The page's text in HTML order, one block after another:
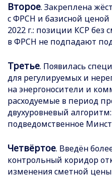
Второе. Закреплена
с ФРСН и базисной ценой
2022 г.: позиции КСР без
в ФРСН не подпадают
Третье. Появилась
для регулируемых и
на энергоносители и
расходуемые в период
двухуровневый
подведомственное
Четвёртое. Введён
контрольный коридор
изменения сметной цены